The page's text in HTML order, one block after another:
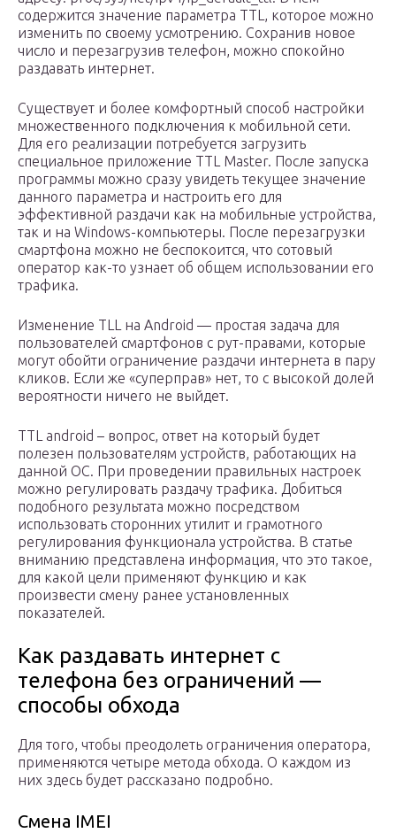
содержится значение параметра TTL, которое можно
изменить по своему усмотрению. Сохранив новое
число и перезагрузив телефон, можно спокойно
раздавать интернет.
Существует и более комфортный способ настройки
множественного подключения к мобильной сети.
Для его реализации потребуется загрузить
специальное приложение TTL Master. После запуска
программы можно сразу увидеть текущее значение
данного параметра и настроить его для
эффективной раздачи как на мобильные устройства,
так и на Windows-компьютеры. После перезагрузки
смартфона можно не беспокоится, что сотовый
оператор как-то узнает об общем использовании его
трафика.
Изменение TLL на Android — простая задача для
пользователей смартфонов с рут-правами, которые
могут обойти ограничение раздачи интернета в пару
кликов. Если же «суперправ» нет, то с высокой долей
вероятности ничего не выйдет.
TTL android – вопрос, ответ на который будет
полезен пользователям устройств, работающих на
данной ОС. При проведении правильных настроек
можно регулировать раздачу трафика. Добиться
подобного результата можно посредством
использовать сторонних утилит и грамотного
регулирования функционала устройства. В статье
вниманию представлена информация, что это такое,
для какой цели применяют функцию и как
произвести смену ранее установленных
показателей.
Как раздавать интернет с
телефона без ограничений —
способы обхода
Для того, чтобы преодолеть ограничения оператора,
применяются четыре метода обхода. О каждом из
них здесь будет рассказано подробно.
Смена IMEI